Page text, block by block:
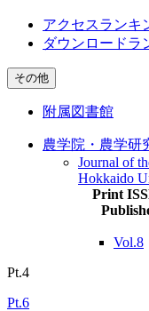
アクセスランキ
ダウンロードラ
その他
附属図書館
農学院・農学研
Journal of
Hokkaido
Print
Vol.8
Pt.4
Pt.6